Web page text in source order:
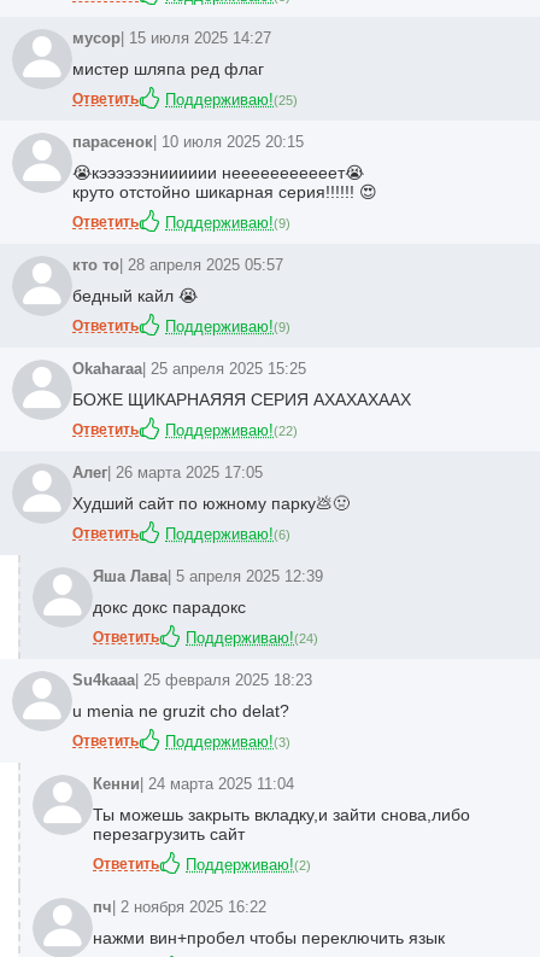
мусор | 15 июля 2025 14:27
мистер шляпа ред флаг
Ответить Поддерживаю!(25)
парасенок | 10 июля 2025 20:15
😭кээээээнииииии нееееееееееет😭
круто отстойно шикарная серия!!!!!! 😍
Ответить Поддерживаю!(9)
кто то | 28 апреля 2025 05:57
бедный кайл 😭
Ответить Поддерживаю!(9)
Okaharaa | 25 апреля 2025 15:25
БОЖЕ ЩИКАРНАЯЯЯ СЕРИЯ АХАХАХААХ
Ответить Поддерживаю!(22)
Алег | 26 марта 2025 17:05
Худший сайт по южному парку💩🤢
Ответить Поддерживаю!(6)
Яша Лава | 5 апреля 2025 12:39
докс докс парадокс
Ответить Поддерживаю!(24)
Su4kaaa | 25 февраля 2025 18:23
u menia ne gruzit cho delat?
Ответить Поддерживаю!(3)
Кенни | 24 марта 2025 11:04
Ты можешь закрыть вкладку,и зайти снова,либо
перезагрузить сайт
Ответить Поддерживаю!(2)
пч | 2 ноября 2025 16:22
нажми вин+пробел чтобы переключить язык